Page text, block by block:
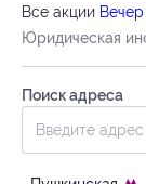
Все акции
Юридическая
Поиск адреса